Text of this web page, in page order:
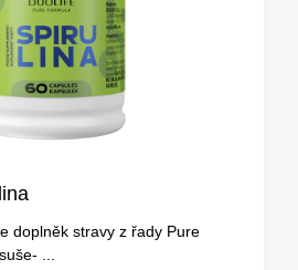
doplněk stravy z řady Pure
...